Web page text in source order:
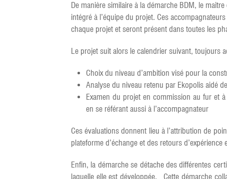
De manière similaire à la démarche BDM, le
intégré à l’équipe du projet. Ces
chaque projet et seront présent dans toutes les
Le projet suit alors le calendrier suivant, toujours
Choix du niveau d’ambition visé pour la
Analyse du niveau retenu par Ekopolis aidé
Examen du projet en commission au fur et
en se référant aussi à l’accompagnateur
Ces évaluations donnent lieu à l’attribution de
plateforme d’échange et des retours
Enfin, la démarche se détache des différentes
laquelle elle est développée. Cette démarche